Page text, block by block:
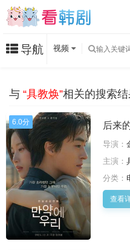
导航 视频
与 “具教焕”相关的搜索结
6.0分 后来
导演：
主演：
分类：
查看